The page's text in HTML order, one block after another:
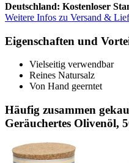
Deutschland: Kostenloser
Weitere Infos zu Versand &
Eigenschaften und
Vielseitig verwendbar
Reines Natursalz
Von Hand geerntet
Häufig zusammen
Geräuchertes Olivenöl,